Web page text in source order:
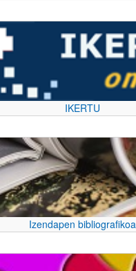
IKERTU
Izendapen bibliografikoa